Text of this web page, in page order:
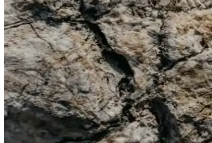
Erkek Basic Tişörtler: Stil ve Konforun Buluştuğu
Erkek basic tişörtler, rahatlık ve şıklığın temel taşıdır. Çeşitli
Erkekler İçin Uzun Kollu Lacoste Tişörtler:
Lacoste’un erkekler için tasarladığı uzun kollu tişörtler, şıklık
Erkek Sivit Kazaklar: Şıklık ve Konforu Bir
Erkek sivit kazaklar, şıklık ve konforu bir araya getirerek farklı
Erkek Yırtık Kot Pantolonları: Moda ve
Erkek yırtık kot pantolonlar, stil ve konforu birleştiren modern